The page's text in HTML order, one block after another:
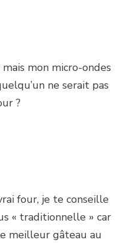
mais mon micro-ondes
ne serait pas
?
four, je te conseille
« traditionnelle » car
meilleur gâteau au